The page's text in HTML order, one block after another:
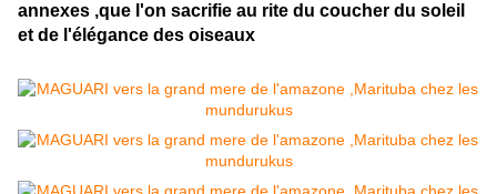
annexes ,que l'on sacrifie au rite du coucher du soleil
et de l'élégance des oiseaux